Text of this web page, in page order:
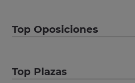
Top Oposiciones
Top Plazas